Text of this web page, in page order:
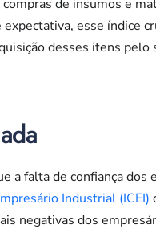
de insumos e
esse índice
desses itens
a falta de confiança
Industrial (ICEI)
negativas dos